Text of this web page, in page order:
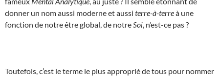
donner un nom aussi moderne et aussi terre-à-terreà une
fonction de notre être global, de notre Soi , n’est-ce pas ?
Toutefois, c’est le terme le plus approprié de tous pour nommer